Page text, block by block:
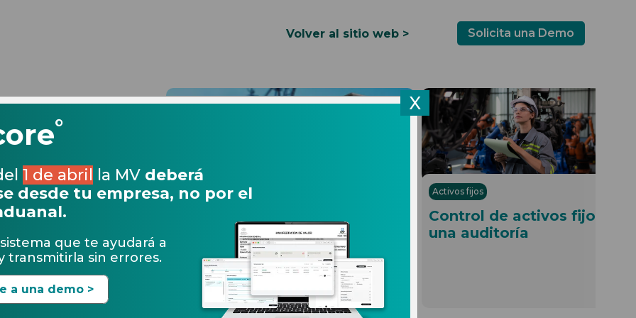
Volver al sitio web > Solicita una Demo
que debes saber
en comercio
Exterior 05.03.2020
leyes y
con el comercio
Leer más
Expedientes Electrónicos
exterior? Art. 59 Ley Aduanera
Leer más
Activos fijos
Control de activos fijos
una auditoría
X
°
1 de abril la MV deberá
desde tu empresa, no por el
que te ayudará a
transmitirla sin errores.
a una demo >